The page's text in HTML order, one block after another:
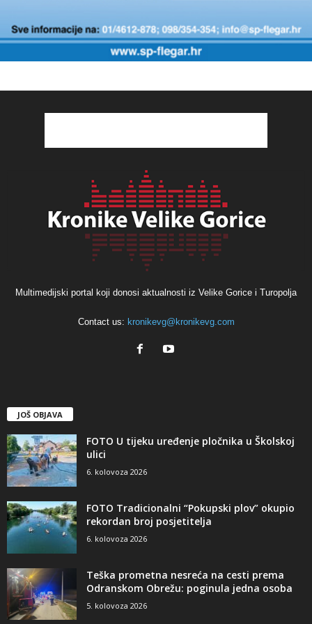
Multimedijski portal koji donosi aktualnosti iz Velike Gorice i Turopolja
Contact us: kronikevg@kronikevg.com
JOŠ OBJAVA
FOTO U tijeku uređenje pločnika u Školskoj
ulici
6. kolovoza 2026
FOTO Tradicionalni “Pokupski plov” okupio
rekordan broj posjetitelja
6. kolovoza 2026
Teška prometna nesreća na cesti prema
Odranskom Obrežu: poginula jedna osoba
5. kolovoza 2026